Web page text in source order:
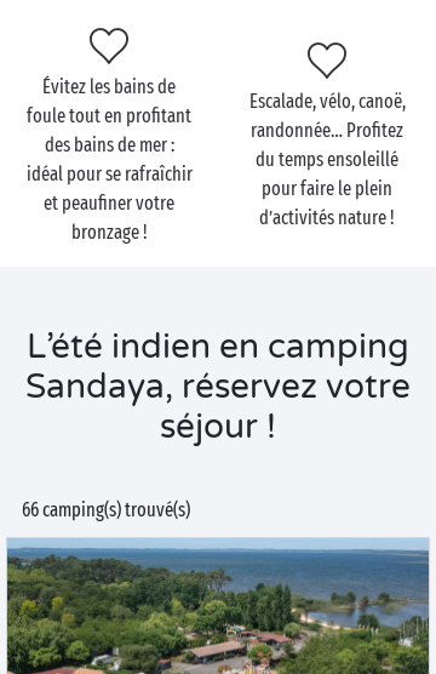
Évitez les bains de
foule tout en profitant
des bains de mer :
idéal pour se rafraîchir
et peaufiner votre
bronzage !
Escalade, vélo, canoë,
randonnée… Profitez
du temps ensoleillé
pour faire le plein
d’activités nature !
L’été indien en camping
Sandaya, réservez votre
séjour !
66 camping(s) trouvé(s)